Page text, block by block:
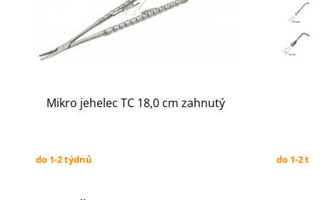
Mikro jehelec TC 18,0 cm zahnutý
do 1-2 týdnů do 1-2